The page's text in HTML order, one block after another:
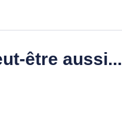
être aussi...